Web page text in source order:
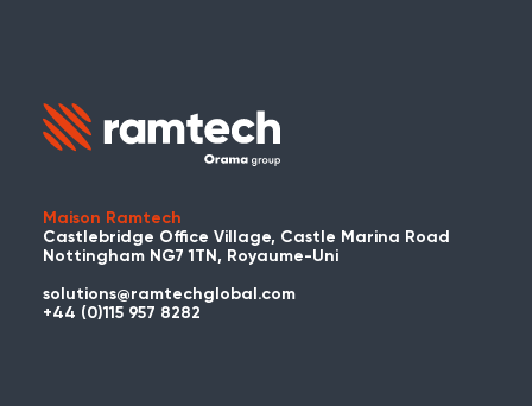
Maison Ramtech
Castlebridge Office Village, Castle Marina Road
Nottingham NG7 1TN, Royaume-Uni
solutions@ramtechglobal.com
+44 (0)115 957 8282